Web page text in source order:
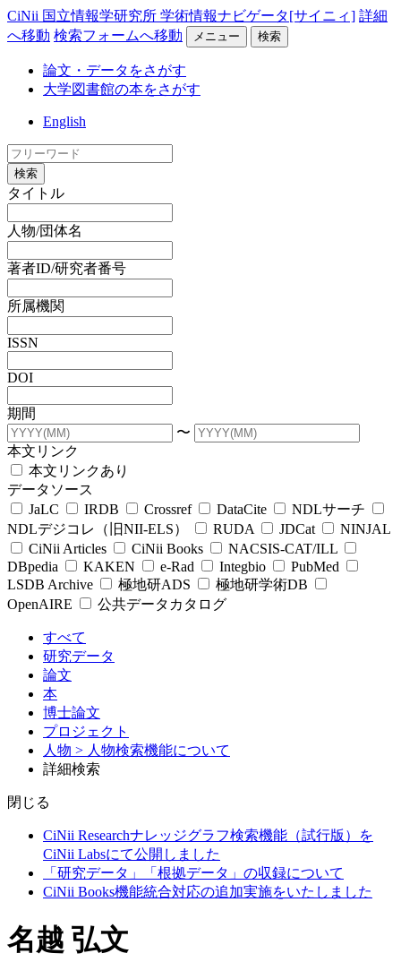
CiNii 国立情報学研究所 学術情報ナビゲータ[サイニィ] 詳細
へ移動 検索フォームへ移動 メニュー 検索
論文・データをさがす
大学図書館の本をさがす
English
検索
タイトル
人物/団体名
著者ID/研究者番号
所属機関
ISSN
DOI
期間
〜
本文リンク
本文リンクあり
データソース
JaLC
IRDB Crossref DataCite
NDLサーチ
NDLデジコレ（旧NII-ELS）
RUDA JDCat
NINJAL
CiNii Articles
CiNii Books
NACSIS-CAT/ILL
DBpedia
KAKEN e-Rad Integbio
PubMed
LSDB Archive
極地研ADS
極地研学術DB
OpenAIRE
公共データカタログ
すべて
研究データ
論文
本
博士論文
プロジェクト
人物 > 人物検索機能について
詳細検索
閉じる
CiNii Researchナレッジグラフ検索機能（試行版）を
CiNii Labsにて公開しました
「研究データ」「根拠データ」の収録について
CiNii Books機能統合対応の追加実施をいたしました
名越 弘文